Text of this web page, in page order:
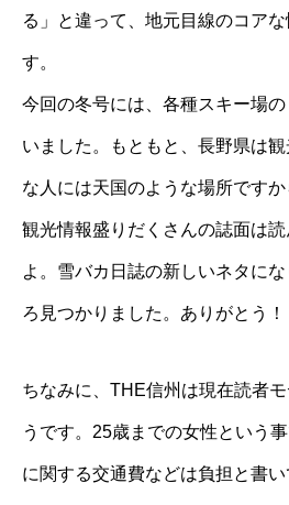
る」と違って、地元目線のコア
す。
今回の冬号には、各種スキー場
いました。もともと、長野県は
な人には天国のような場所です
観光情報盛りだくさんの誌面は
よ。雪バカ日誌の新しいネタに
ろ見つかりました。ありがとう！
ちなみに、THE信州は現在読者
うです。25歳までの女性という
に関する交通費などは負担と書